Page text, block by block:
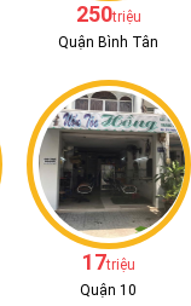
250triệu
Quận Bình Tân
17triệu
Quận 10